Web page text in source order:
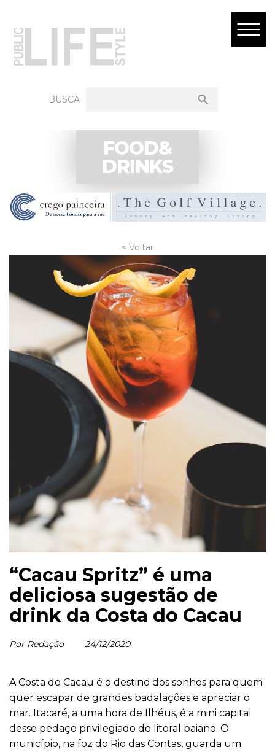
BUSCA
FOOD&
DRINKS
< Voltar
“Cacau Spritz” é uma
deliciosa sugestão de
drink da Costa do Cacau
Por Redação 24/12/2020
A Costa do Cacau é o destino dos sonhos para quem
quer escapar de grandes badalações e apreciar o
mar. Itacaré, a uma hora de Ilhéus, é a mini capital
desse pedaço privilegiado do litoral baiano. O
município, na foz do Rio das Contas, guarda um